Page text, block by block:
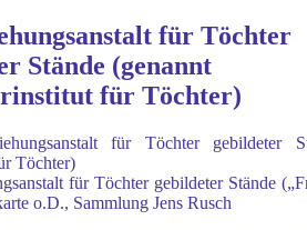
für Töchter
Stände (genannt
für Töchter)
für Töchter gebildeter Stände
o.D., Sammlung Jens Rusch